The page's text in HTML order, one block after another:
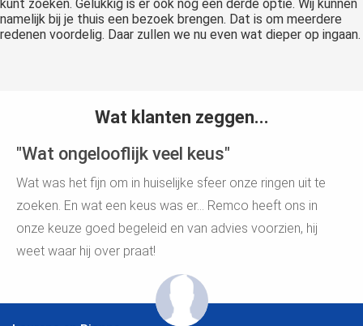
kunt zoeken. Gelukkig is er ook nog een derde optie. Wij kunnen
namelijk bij je thuis een bezoek brengen. Dat is om meerdere
redenen voordelig. Daar zullen we nu even wat dieper op ingaan.
Wat klanten zeggen...
"Wat ongelooflijk veel keus"
Wat was het fijn om in huiselijke sfeer onze ringen uit te
zoeken. En wat een keus was er… Remco heeft ons in
onze keuze goed begeleid en van advies voorzien, hij
weet waar hij over praat!